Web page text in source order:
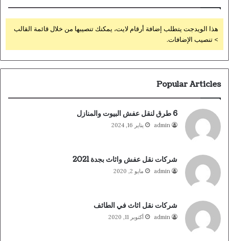
هذا الويدجت يتطلب إضافة أرقام لايت، يمكنك تنصيبها من خلال قائمة القالب
> تنصيب الإضافات.
Popular Articles
6 طرق لنقل عفش البيوت والمنازل
admin يناير 16, 2024
شركات نقل عفش واثاث بجدة 2021
admin مايو 2, 2020
شركات نقل اثاث في الطائف
admin أكتوبر 11, 2020